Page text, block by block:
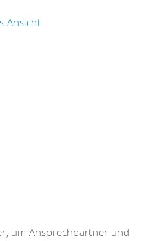
Ansicht
um Ansprechpartner und